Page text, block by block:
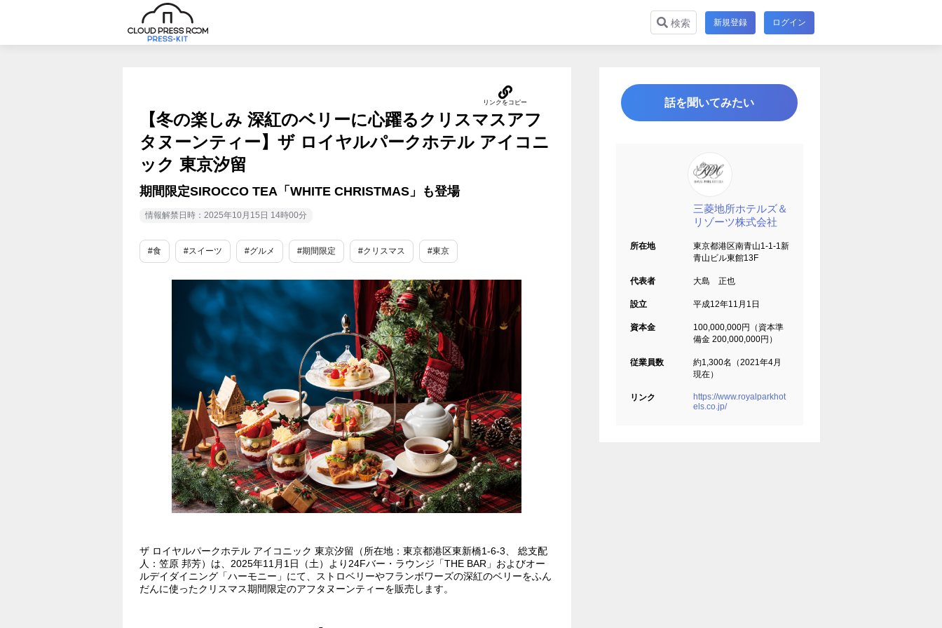
検索 新規登録 ログイン
【冬の楽しみ 深紅のベリーに心躍るクリスマスアフ
タヌーンティー】ザ ロイヤルパークホテル アイコニ
ック 東京汐留
期間限定SIROCCO TEA「WHITE CHRISTMAS」も登場
情報解禁日時：2025年10月15日 14時00分
#食 #スイーツ #グルメ #期間限定 #クリスマス #東京
ザ ロイヤルパークホテル アイコニック 東京汐留（所在地：東京都港区東新橋1-6-3、 総支配
人：笠原 邦芳）は、2025年11月1日（土）より24Fバー・ラウンジ「THE BAR」およびオー
ルデイダイニング「ハーモニー」にて、ストロベリーやフランボワーズの深紅のベリーをふん
だんに使ったクリスマス期間限定のアフタヌーンティーを販売します。
話を聞いてみたい
三菱地所ホテルズ＆
リゾーツ株式会社
所在地
東京都港区南青山1-1-1新
青山ビル東館13F
代表者 大島 正也
設立 平成12年11月1日
資本金
100,000,000円（資本準
備金 200,000,000円）
従業員数
約1,300名（2021年4月
現在）
リンク
https://www.royalparkhot
els.co.jp/